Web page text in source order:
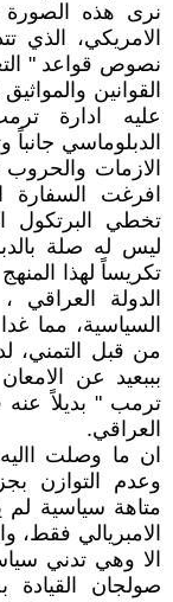
نرى هذه الصورة
الامريكي، الذي
نصوص قواعد "
القوانين
عليه ادارة
الدبلوماسي
الازمات
افرغت السفارة
تخطي البرتكول
ليس له صلة
تكريساً لهذا
الدولة
السياسية، مما
من قبل التمني،
بببعيد عن
ترمب " بديلاً عنه
العراقي.
ان ما وصلت االيه
وعدم التوازن
متاهة سياسية لم
الامبريالي فقط،
الا وهي تدني
صولجان